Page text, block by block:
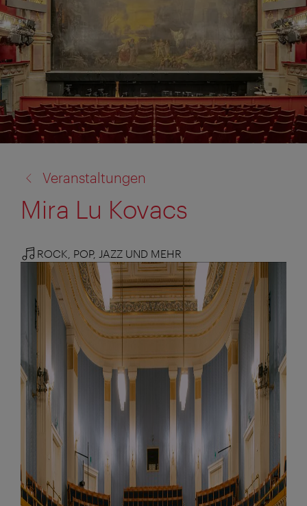
zu:
Veranstaltungen
Mira Lu Kovacs
ROCK, POP, JAZZ UND MEHR